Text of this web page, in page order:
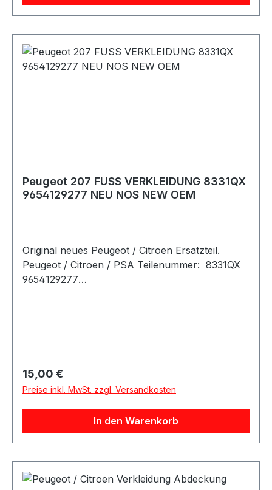
Peugeot 207 FUSS VERKLEIDUNG 8331QX
9654129277 NEU NOS NEW OEM
Original neues Peugeot / Citroen Ersatzteil.
Peugeot / Citroen / PSA Teilenummer: 8331QX
9654129277
Regulärer Preis:
15,00 €
Preise inkl. MwSt. zzgl. Versandkosten
In den Warenkorb